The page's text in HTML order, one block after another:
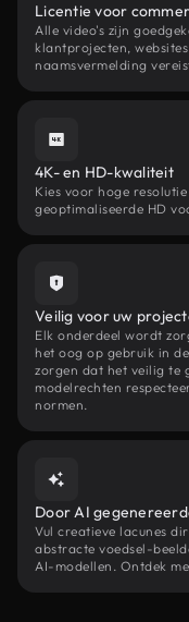
Licentie voor
Alle video's zijn
klantprojecten,
naamsvermelding
4K- en HD-kwaliteit
Kies voor hoge
geoptimaliseerde HD
Veilig voor uw
Elk onderdeel wordt
het oog op gebruik in
zorgen dat het veilig te
modelrechten
normen.
Door AI
Vul creatieve lacunes
abstracte voedsel-
AI-modellen. Ontdek